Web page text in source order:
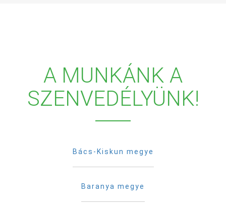
A MUNKÁNK A
SZENVEDÉLYÜNK!
Bács-Kiskun megye
Baranya megye